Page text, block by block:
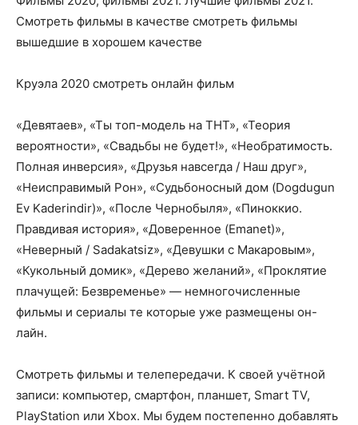
Смотреть фильмы в качестве смотреть фильмы
вышедшие в хорошем качестве
Круэла 2020 смотреть онлайн фильм
«Девятаев», «Ты топ-модель на ТНТ», «Теория
вероятности», «Свадьбы не будет!», «Необратимость.
Полная инверсия», «Друзья навсегда / Наш друг»,
«Неисправимый Рон», «Судьбоносный дом (Dogdugun
Ev Kaderindir)», «После Чернобыля», «Пиноккио.
Правдивая история», «Доверенное (Emanet)»,
«Неверный / Sadakatsiz», «Девушки с Макаровым»,
«Кукольный домик», «Дерево желаний», «Проклятие
плачущей: Безвременье» — немногочисленные
фильмы и сериалы те которые уже размещены он-
лайн.
Смотреть фильмы и телепередачи. К своей учётной
записи: компьютер, смартфон, планшет, Smart TV,
PlayStation или Xbox. Мы будем постепенно добавлять